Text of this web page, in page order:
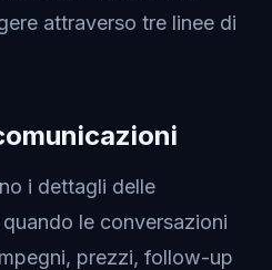
attraverso tre linee di
i dettagli delle
le conversazioni
prezzi, follow-up